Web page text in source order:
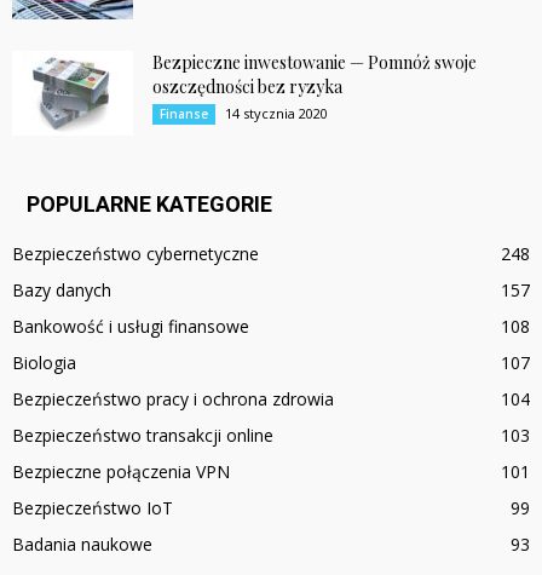
Bezpieczne inwestowanie — Pomnóż swoje
oszczędności bez ryzyka
Finanse 14 stycznia 2020
POPULARNE KATEGORIE
Bezpieczeństwo cybernetyczne
248
Bazy danych
157
Bankowość i usługi finansowe
108
Biologia
107
Bezpieczeństwo pracy i ochrona zdrowia
104
Bezpieczeństwo transakcji online
103
Bezpieczne połączenia VPN
101
Bezpieczeństwo IoT
99
Badania naukowe
93